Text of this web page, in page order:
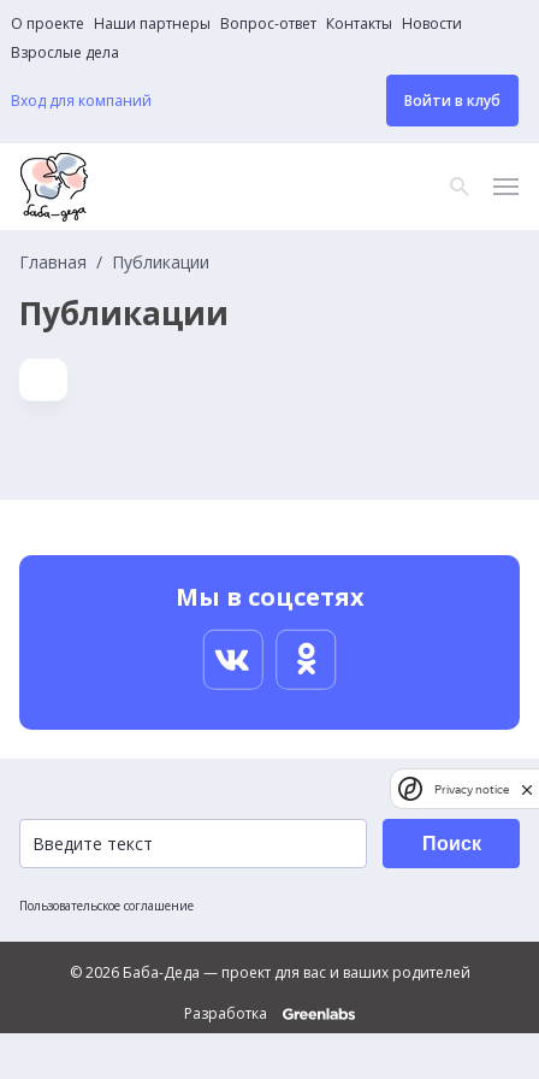
О проекте Наши партнеры Вопрос-ответ Контакты Новости
Взрослые дела
Вход для компаний Войти в клуб
Главная Публикации
Публикации
Мы в соцсетях
Пользовательское соглашение
Поиск
© 2026 Баба-Деда — проект для вас и ваших родителей
Разработка
Privacy notice